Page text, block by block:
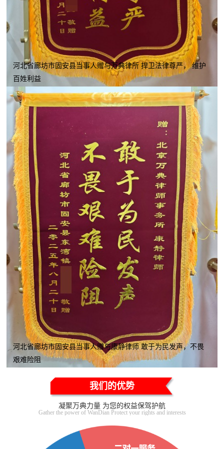
河北省廊坊市固安县当事人赠与万典律所 捍卫法律尊严， 维护
百姓利益
河北省廊坊市固安县当事人赠与康静律师 敢于为民发声，不畏
艰难险阻
我们的优势
凝聚万典力量 为您的权益保驾护航
Gather the power of WanDian Protect your rights and interests